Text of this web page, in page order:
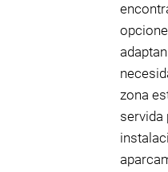
zona
servida